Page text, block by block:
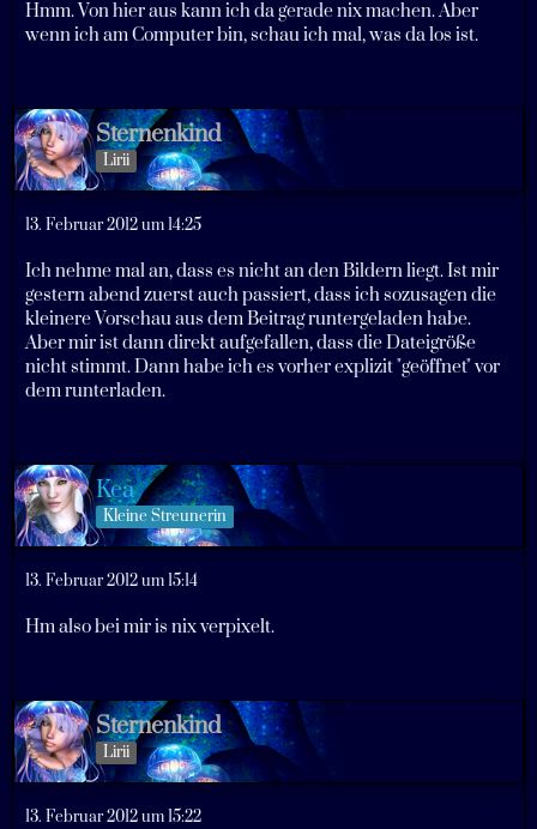
Hmm. Von hier aus kann ich da gerade nix machen. Aber
wenn ich am Computer bin, schau ich mal, was da los ist.
Sternenkind
Lirii
13. Februar 2012 um 14:25
Ich nehme mal an, dass es nicht an den Bildern liegt. Ist mir
gestern abend zuerst auch passiert, dass ich sozusagen die
kleinere Vorschau aus dem Beitrag runtergeladen habe.
Aber mir ist dann direkt aufgefallen, dass die Dateigröße
nicht stimmt. Dann habe ich es vorher explizit "geöffnet" vor
dem runterladen.
Kea
Kleine Streunerin
13. Februar 2012 um 15:14
Hm also bei mir is nix verpixelt.
Sternenkind
Lirii
13. Februar 2012 um 15:22